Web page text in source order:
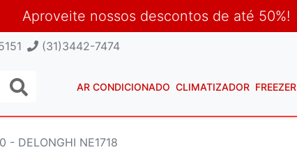
Aproveite nossos descontos de até 50%!
(31)3442-7474
AR CONDICIONADO CLIMATIZADOR FREEZER
- DELONGHI NE1718